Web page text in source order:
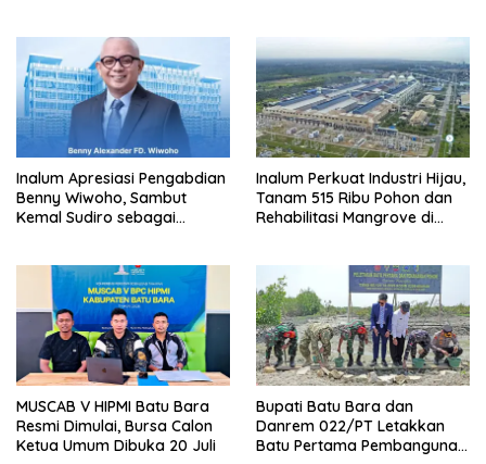
Inalum Apresiasi Pengabdian
Benny Wiwoho, Sambut
Kemal Sudiro sebagai
Inalum Perkuat Industri Hijau,
Tanam 515 Ribu Pohon dan
Rehabilitasi Mangrove di
MUSCAB V HIPMI Batu Bara
Resmi Dimulai, Bursa Calon
Ketua Umum Dibuka 20 Juli
Bupati Batu Bara dan
Danrem 022/PT Letakkan
Batu Pertama Pembangunan